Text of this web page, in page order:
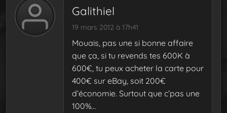
Galithiel
19 mars 2012 à 17h41
Mouais, pas une si bonne affaire
que ça, si tu revends tes 600K à
600€, tu peux acheter la carte pour
400€ sur eBay, soit 200€
d’économie. Surtout que c’pas une
100%…